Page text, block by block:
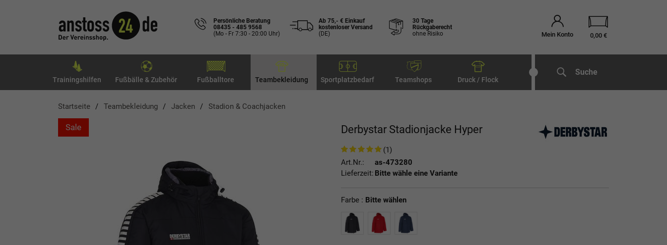
Persönliche Beratung
08435 - 485 9568
(Mo - Fr 7:30 - 20:00 Uhr)
Ab 75,- € Einkauf
kostenloser Versand
(DE)
30 Tage
Rückgaberecht
ohne Risiko
Mein Konto 0,00 €
Trainingshilfen Fußbälle & Zubehör Fußballtore Teambekleidung Sportplatzbedarf Teamshops Druck / Flock
Suche
Startseite Teambekleidung Jacken Stadion & Coachjacken
Sale Derbystar Stadionjacke Hyper
(1)
Art.Nr.:
as-473280
Lieferzeit: Bitte wähle eine Variante
Farbe : Bitte wählen